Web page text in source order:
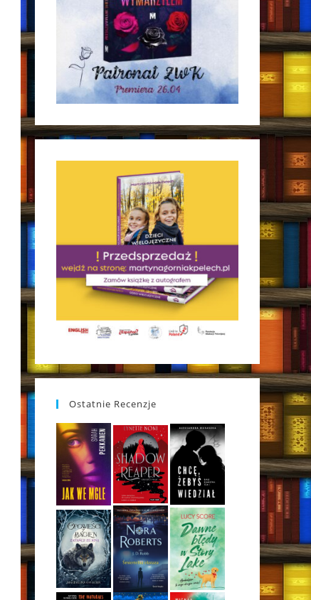
Ostatnie Recenzje